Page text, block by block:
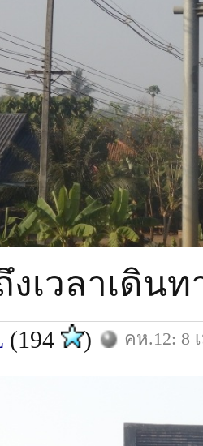
เวลาเดิน
(194 ) คห.12: 8